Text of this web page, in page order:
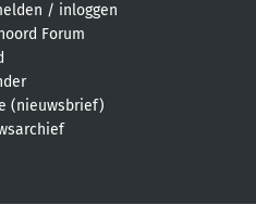
/ inloggen
Forum
(nieuwsbrief)